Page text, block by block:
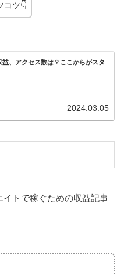
コツ👇
益、アクセス数は？ここからがスタ
2024.03.05
トで稼ぐための収益記事